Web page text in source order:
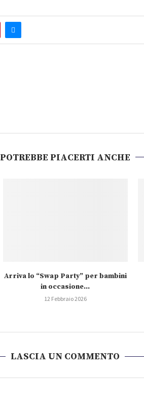
POTREBBE PIACERTI ANCHE
Arriva lo “Swap Party” per bambini
in occasione...
12 Febbraio 2026
LASCIA UN COMMENTO